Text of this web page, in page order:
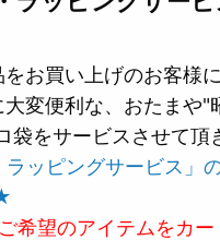
お買い上げのお客様
大変便利な、おたまや"
袋をサービスさせて頂
ッピングサービス」
希望のアイテムをカー